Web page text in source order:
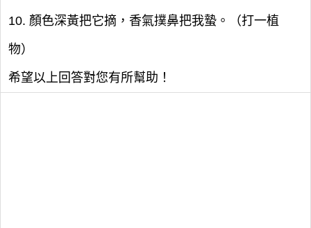
10. 顏色深黃把它摘，香氣撲鼻把我蟄。（打一植
物）
希望以上回答對您有所幫助！